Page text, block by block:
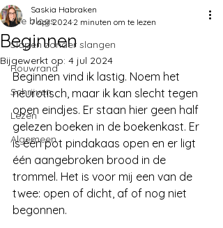
Alle blogs
Slapen zonder slangen
Rouwrand
Schrijven
Lezen
Algemeen
Beginnen
Saskia Habraken
7 apr 2024 2 minuten om te lezen
Bijgewerkt op: 4 jul 2024
Beginnen vind ik lastig. Noem het
neurotisch, maar ik kan slecht tegen
open eindjes. Er staan hier geen half
gelezen boeken in de boekenkast. Er
is één pot pindakaas open en er ligt
één aangebroken brood in de
trommel. Het is voor mij een van de
twee: open of dicht, af of nog niet
begonnen.